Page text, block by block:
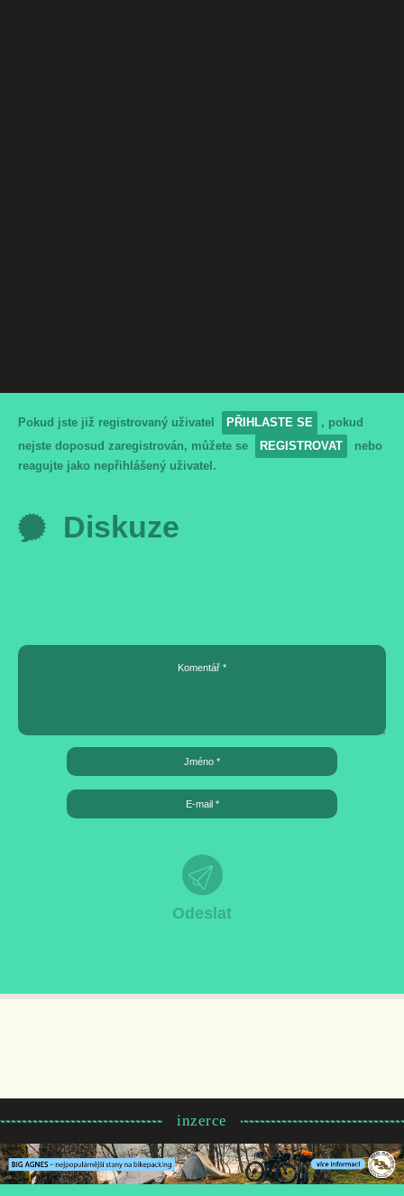
Pokud jste již registrovaný uživatel PŘIHLASTE SE
, pokud
nejste doposud zaregistrován, můžete se
REGISTROVAT
nebo
reagujte jako nepřihlášený uživatel.
Diskuze
inzerce